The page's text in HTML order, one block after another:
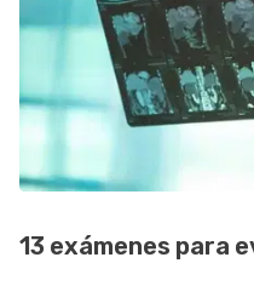
13 exámenes para